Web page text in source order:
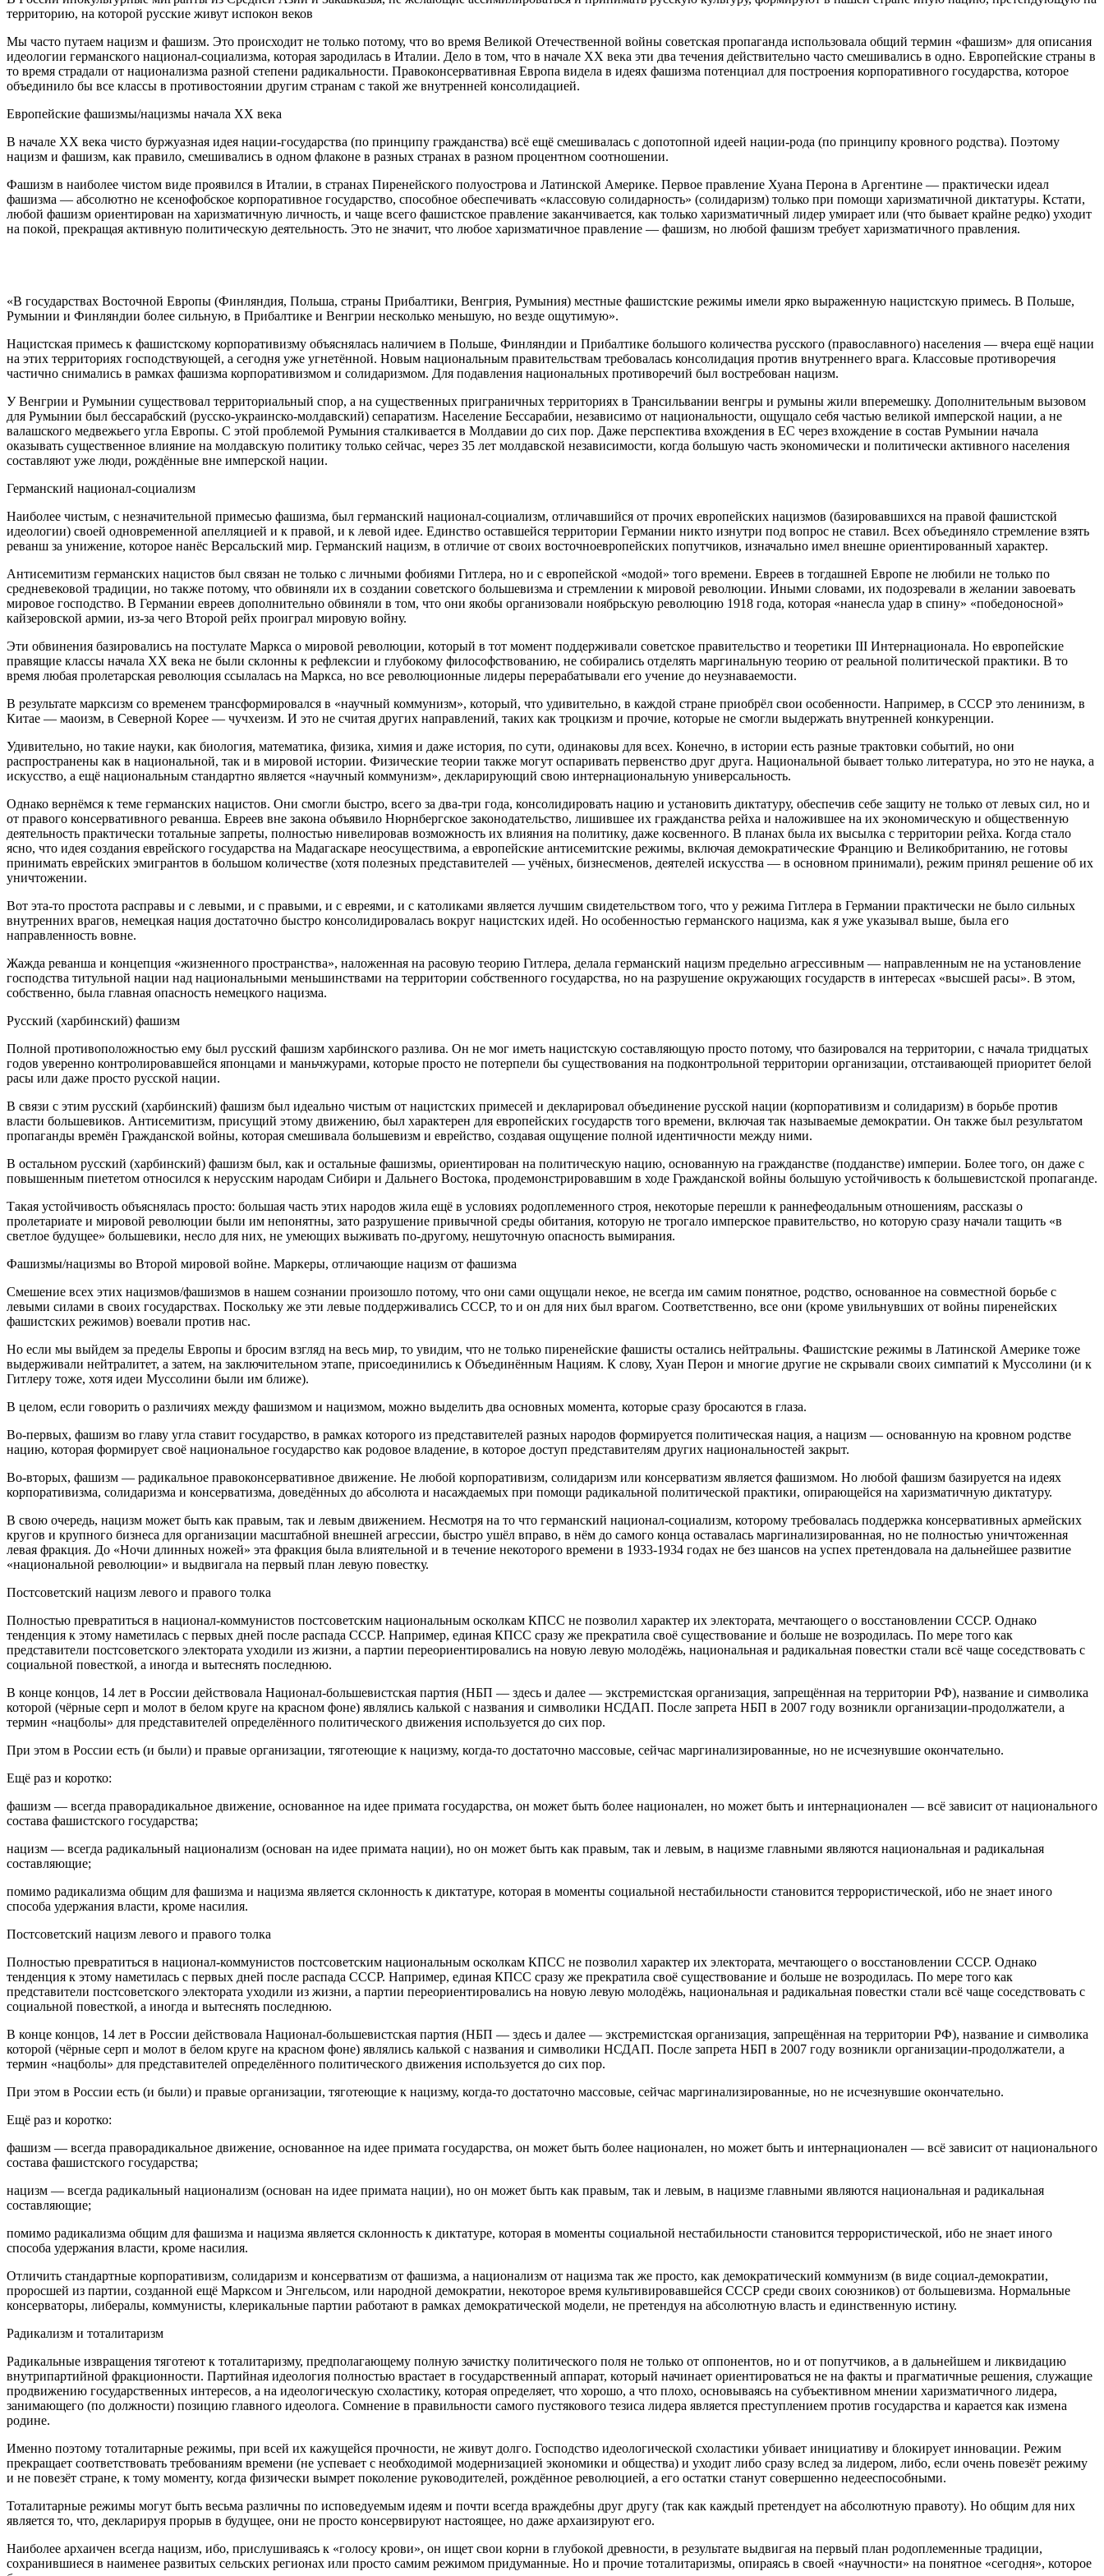
территорию, на которой русские живут испокон веков
Мы часто путаем нацизм и фашизм. Это происходит не только потому, что во время Великой Отечественной войны советская пропаганда использовала общий термин «фашизм» для описания
идеологии германского национал-социализма, которая зародилась в Италии. Дело в том, что в начале ХХ века эти два течения действительно часто смешивались в одно. Европейские страны в
то время страдали от национализма разной степени радикальности. Правоконсервативная Европа видела в идеях фашизма потенциал для построения корпоративного государства, которое
объединило бы все классы в противостоянии другим странам с такой же внутренней консолидацией.
Европейские фашизмы/нацизмы начала ХХ века
В начале ХХ века чисто буржуазная идея нации-государства (по принципу гражданства) всё ещё смешивалась с допотопной идеей нации-рода (по принципу кровного родства). Поэтому
нацизм и фашизм, как правило, смешивались в одном флаконе в разных странах в разном процентном соотношении.
Фашизм в наиболее чистом виде проявился в Италии, в странах Пиренейского полуострова и Латинской Америке. Первое правление Хуана Перона в Аргентине — практически идеал
фашизма — абсолютно не ксенофобское корпоративное государство, способное обеспечивать «классовую солидарность» (солидаризм) только при помощи харизматичной диктатуры. Кстати,
любой фашизм ориентирован на харизматичную личность, и чаще всего фашистское правление заканчивается, как только харизматичный лидер умирает или (что бывает крайне редко) уходит
на покой, прекращая активную политическую деятельность. Это не значит, что любое харизматичное правление — фашизм, но любой фашизм требует харизматичного правления.
«В государствах Восточной Европы (Финляндия, Польша, страны Прибалтики, Венгрия, Румыния) местные фашистские режимы имели ярко выраженную нацистскую примесь. В Польше,
Румынии и Финляндии более сильную, в Прибалтике и Венгрии несколько меньшую, но везде ощутимую».
Нацистская примесь к фашистскому корпоративизму объяснялась наличием в Польше, Финляндии и Прибалтике большого количества русского (православного) населения — вчера ещё нации
на этих территориях господствующей, а сегодня уже угнетённой. Новым национальным правительствам требовалась консолидация против внутреннего врага. Классовые противоречия
частично снимались в рамках фашизма корпоративизмом и солидаризмом. Для подавления национальных противоречий был востребован нацизм.
У Венгрии и Румынии существовал территориальный спор, а на существенных приграничных территориях в Трансильвании венгры и румыны жили вперемешку. Дополнительным вызовом
для Румынии был бессарабский (русско-украинско-молдавский) сепаратизм. Население Бессарабии, независимо от национальности, ощущало себя частью великой имперской нации, а не
валашского медвежьего угла Европы. С этой проблемой Румыния сталкивается в Молдавии до сих пор. Даже перспектива вхождения в ЕС через вхождение в состав Румынии начала
оказывать существенное влияние на молдавскую политику только сейчас, через 35 лет молдавской независимости, когда большую часть экономически и политически активного населения
составляют уже люди, рождённые вне имперской нации.
Германский национал-социализм
Наиболее чистым, с незначительной примесью фашизма, был германский национал-социализм, отличавшийся от прочих европейских нацизмов (базировавшихся на правой фашистской
идеологии) своей одновременной апелляцией и к правой, и к левой идее. Единство оставшейся территории Германии никто изнутри под вопрос не ставил. Всех объединяло стремление взять
реванш за унижение, которое нанёс Версальский мир. Германский нацизм, в отличие от своих восточноевропейских попутчиков, изначально имел внешне ориентированный характер.
Антисемитизм германских нацистов был связан не только с личными фобиями Гитлера, но и с европейской «модой» того времени. Евреев в тогдашней Европе не любили не только по
средневековой традиции, но также потому, что обвиняли их в создании советского большевизма и стремлении к мировой революции. Иными словами, их подозревали в желании завоевать
мировое господство. В Германии евреев дополнительно обвиняли в том, что они якобы организовали ноябрьскую революцию 1918 года, которая «нанесла удар в спину» «победоносной»
кайзеровской армии, из-за чего Второй рейх проиграл мировую войну.
Эти обвинения базировались на постулате Маркса о мировой революции, который в тот момент поддерживали советское правительство и теоретики III Интернационала. Но европейские
правящие классы начала ХХ века не были склонны к рефлексии и глубокому философствованию, не собирались отделять маргинальную теорию от реальной политической практики. В то
время любая пролетарская революция ссылалась на Маркса, но все революционные лидеры перерабатывали его учение до неузнаваемости.
В результате марксизм со временем трансформировался в «научный коммунизм», который, что удивительно, в каждой стране приобрёл свои особенности. Например, в СССР это ленинизм, в
Китае — маоизм, в Северной Корее — чучхеизм. И это не считая других направлений, таких как троцкизм и прочие, которые не смогли выдержать внутренней конкуренции.
Удивительно, но такие науки, как биология, математика, физика, химия и даже история, по сути, одинаковы для всех. Конечно, в истории есть разные трактовки событий, но они
распространены как в национальной, так и в мировой истории. Физические теории также могут оспаривать первенство друг друга. Национальной бывает только литература, но это не наука, а
искусство, а ещё национальным стандартно является «научный коммунизм», декларирующий свою интернациональную универсальность.
Однако вернёмся к теме германских нацистов. Они смогли быстро, всего за два-три года, консолидировать нацию и установить диктатуру, обеспечив себе защиту не только от левых сил, но и
от правого консервативного реванша. Евреев вне закона объявило Нюрнбергское законодательство, лишившее их гражданства рейха и наложившее на их экономическую и общественную
деятельность практически тотальные запреты, полностью нивелировав возможность их влияния на политику, даже косвенного. В планах была их высылка с территории рейха. Когда стало
ясно, что идея создания еврейского государства на Мадагаскаре неосуществима, а европейские антисемитские режимы, включая демократические Францию и Великобританию, не готовы
принимать еврейских эмигрантов в большом количестве (хотя полезных представителей — учёных, бизнесменов, деятелей искусства — в основном принимали), режим принял решение об их
уничтожении.
Вот эта-то простота расправы и с левыми, и с правыми, и с евреями, и с католиками является лучшим свидетельством того, что у режима Гитлера в Германии практически не было сильных
внутренних врагов, немецкая нация достаточно быстро консолидировалась вокруг нацистских идей. Но особенностью германского нацизма, как я уже указывал выше, была его
направленность вовне.
Жажда реванша и концепция «жизненного пространства», наложенная на расовую теорию Гитлера, делала германский нацизм предельно агрессивным — направленным не на установление
господства титульной нации над национальными меньшинствами на территории собственного государства, но на разрушение окружающих государств в интересах «высшей расы». В этом,
собственно, была главная опасность немецкого нацизма.
Русский (харбинский) фашизм
Полной противоположностью ему был русский фашизм харбинского разлива. Он не мог иметь нацистскую составляющую просто потому, что базировался на территории, с начала тридцатых
годов уверенно контролировавшейся японцами и маньчжурами, которые просто не потерпели бы существования на подконтрольной территории организации, отстаивающей приоритет белой
расы или даже просто русской нации.
В связи с этим русский (харбинский) фашизм был идеально чистым от нацистских примесей и декларировал объединение русской нации (корпоративизм и солидаризм) в борьбе против
власти большевиков. Антисемитизм, присущий этому движению, был характерен для европейских государств того времени, включая так называемые демократии. Он также был результатом
пропаганды времён Гражданской войны, которая смешивала большевизм и еврейство, создавая ощущение полной идентичности между ними.
В остальном русский (харбинский) фашизм был, как и остальные фашизмы, ориентирован на политическую нацию, основанную на гражданстве (подданстве) империи. Более того, он даже с
повышенным пиететом относился к нерусским народам Сибири и Дальнего Востока, продемонстрировавшим в ходе Гражданской войны большую устойчивость к большевистской пропаганде.
Такая устойчивость объяснялась просто: большая часть этих народов жила ещё в условиях родоплеменного строя, некоторые перешли к раннефеодальным отношениям, рассказы о
пролетариате и мировой революции были им непонятны, зато разрушение привычной среды обитания, которую не трогало имперское правительство, но которую сразу начали тащить «в
светлое будущее» большевики, несло для них, не умеющих выживать по-другому, нешуточную опасность вымирания.
Фашизмы/нацизмы во Второй мировой войне. Маркеры, отличающие нацизм от фашизма
Смешение всех этих нацизмов/фашизмов в нашем сознании произошло потому, что они сами ощущали некое, не всегда им самим понятное, родство, основанное на совместной борьбе с
левыми силами в своих государствах. Поскольку же эти левые поддерживались СССР, то и он для них был врагом. Соответственно, все они (кроме увильнувших от войны пиренейских
фашистских режимов) воевали против нас.
Но если мы выйдем за пределы Европы и бросим взгляд на весь мир, то увидим, что не только пиренейские фашисты остались нейтральны. Фашистские режимы в Латинской Америке тоже
выдерживали нейтралитет, а затем, на заключительном этапе, присоединились к Объединённым Нациям. К слову, Хуан Перон и многие другие не скрывали своих симпатий к Муссолини (и к
Гитлеру тоже, хотя идеи Муссолини были им ближе).
В целом, если говорить о различиях между фашизмом и нацизмом, можно выделить два основных момента, которые сразу бросаются в глаза.
Во-первых, фашизм во главу угла ставит государство, в рамках которого из представителей разных народов формируется политическая нация, а нацизм — основанную на кровном родстве
нацию, которая формирует своё национальное государство как родовое владение, в которое доступ представителям других национальностей закрыт.
Во-вторых, фашизм — радикальное правоконсервативное движение. Не любой корпоративизм, солидаризм или консерватизм является фашизмом. Но любой фашизм базируется на идеях
корпоративизма, солидаризма и консерватизма, доведённых до абсолюта и насаждаемых при помощи радикальной политической практики, опирающейся на харизматичную диктатуру.
В свою очередь, нацизм может быть как правым, так и левым движением. Несмотря на то что германский национал-социализм, которому требовалась поддержка консервативных армейских
кругов и крупного бизнеса для организации масштабной внешней агрессии, быстро ушёл вправо, в нём до самого конца оставалась маргинализированная, но не полностью уничтоженная
левая фракция. До «Ночи длинных ножей» эта фракция была влиятельной и в течение некоторого времени в 1933-1934 годах не без шансов на успех претендовала на дальнейшее развитие
«национальной революции» и выдвигала на первый план левую повестку.
Постсоветский нацизм левого и правого толка
Полностью превратиться в национал-коммунистов постсоветским национальным осколкам КПСС не позволил характер их электората, мечтающего о восстановлении СССР. Однако
тенденция к этому наметилась с первых дней после распада СССР. Например, единая КПСС сразу же прекратила своё существование и больше не возродилась. По мере того как
представители постсоветского электората уходили из жизни, а партии переориентировались на новую левую молодёжь, национальная и радикальная повестки стали всё чаще соседствовать с
социальной повесткой, а иногда и вытеснять последнюю.
В конце концов, 14 лет в России действовала Национал-большевистская партия (НБП — здесь и далее — экстремистская организация, запрещённая на территории РФ), название и символика
которой (чёрные серп и молот в белом круге на красном фоне) являлись калькой с названия и символики НСДАП. После запрета НБП в 2007 году возникли организации-продолжатели, а
термин «нацболы» для представителей определённого политического движения используется до сих пор.
При этом в России есть (и были) и правые организации, тяготеющие к нацизму, когда-то достаточно массовые, сейчас маргинализированные, но не исчезнувшие окончательно.
Ещё раз и коротко:
фашизм — всегда праворадикальное движение, основанное на идее примата государства, он может быть более национален, но может быть и интернационален — всё зависит от национального
состава фашистского государства;
нацизм — всегда радикальный национализм (основан на идее примата нации), но он может быть как правым, так и левым, в нацизме главными являются национальная и радикальная
составляющие;
помимо радикализма общим для фашизма и нацизма является склонность к диктатуре, которая в моменты социальной нестабильности становится террористической, ибо не знает иного
способа удержания власти, кроме насилия.
Постсоветский нацизм левого и правого толка
Полностью превратиться в национал-коммунистов постсоветским национальным осколкам КПСС не позволил характер их электората, мечтающего о восстановлении СССР. Однако
тенденция к этому наметилась с первых дней после распада СССР. Например, единая КПСС сразу же прекратила своё существование и больше не возродилась. По мере того как
представители постсоветского электората уходили из жизни, а партии переориентировались на новую левую молодёжь, национальная и радикальная повестки стали всё чаще соседствовать с
социальной повесткой, а иногда и вытеснять последнюю.
В конце концов, 14 лет в России действовала Национал-большевистская партия (НБП — здесь и далее — экстремистская организация, запрещённая на территории РФ), название и символика
которой (чёрные серп и молот в белом круге на красном фоне) являлись калькой с названия и символики НСДАП. После запрета НБП в 2007 году возникли организации-продолжатели, а
термин «нацболы» для представителей определённого политического движения используется до сих пор.
При этом в России есть (и были) и правые организации, тяготеющие к нацизму, когда-то достаточно массовые, сейчас маргинализированные, но не исчезнувшие окончательно.
Ещё раз и коротко:
фашизм — всегда праворадикальное движение, основанное на идее примата государства, он может быть более национален, но может быть и интернационален — всё зависит от национального
состава фашистского государства;
нацизм — всегда радикальный национализм (основан на идее примата нации), но он может быть как правым, так и левым, в нацизме главными являются национальная и радикальная
составляющие;
помимо радикализма общим для фашизма и нацизма является склонность к диктатуре, которая в моменты социальной нестабильности становится террористической, ибо не знает иного
способа удержания власти, кроме насилия.
Отличить стандартные корпоративизм, солидаризм и консерватизм от фашизма, а национализм от нацизма так же просто, как демократический коммунизм (в виде социал-демократии,
проросшей из партии, созданной ещё Марксом и Энгельсом, или народной демократии, некоторое время культивировавшейся СССР среди своих союзников) от большевизма. Нормальные
консерваторы, либералы, коммунисты, клерикальные партии работают в рамках демократической модели, не претендуя на абсолютную власть и единственную истину.
Радикализм и тоталитаризм
Радикальные извращения тяготеют к тоталитаризму, предполагающему полную зачистку политического поля не только от оппонентов, но и от попутчиков, а в дальнейшем и ликвидацию
внутрипартийной фракционности. Партийная идеология полностью врастает в государственный аппарат, который начинает ориентироваться не на факты и прагматичные решения, служащие
продвижению государственных интересов, а на идеологическую схоластику, которая определяет, что хорошо, а что плохо, основываясь на субъективном мнении харизматичного лидера,
занимающего (по должности) позицию главного идеолога. Сомнение в правильности самого пустякового тезиса лидера является преступлением против государства и карается как измена
родине.
Именно поэтому тоталитарные режимы, при всей их кажущейся прочности, не живут долго. Господство идеологической схоластики убивает инициативу и блокирует инновации. Режим
прекращает соответствовать требованиям времени (не успевает с необходимой модернизацией экономики и общества) и уходит либо сразу вслед за лидером, либо, если очень повезёт режиму
и не повезёт стране, к тому моменту, когда физически вымрет поколение руководителей, рождённое революцией, а его остатки станут совершенно недееспособными.
Тоталитарные режимы могут быть весьма различны по исповедуемым идеям и почти всегда враждебны друг другу (так как каждый претендует на абсолютную правоту). Но общим для них
является то, что, декларируя прорыв в будущее, они не просто консервируют настоящее, но даже архаизируют его.
Наиболее архаичен всегда нацизм, ибо, прислушиваясь к «голосу крови», он ищет свои корни в глубокой древности, в результате выдвигая на первый план родоплеменные традиции,
сохранившиеся в наименее развитых сельских регионах или просто самим режимом придуманные. Но и прочие тоталитаризмы, опираясь в своей «научности» на понятное «сегодня», которое